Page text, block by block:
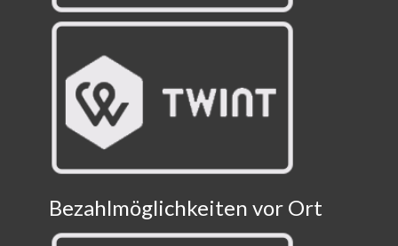
Bezahlmöglichkeiten vor Ort